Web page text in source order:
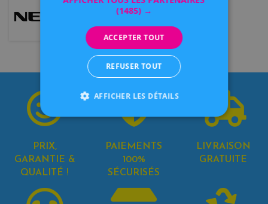
PRIX,
GARANTIE &
QUALITÉ !
PAIEMENTS
100%
SÉCURISÉS
LIVRAISON
GRATUITE
(1485) →
ACCEPTER TOUT
REFUSER TOUT
AFFICHER LES DÉTAILS